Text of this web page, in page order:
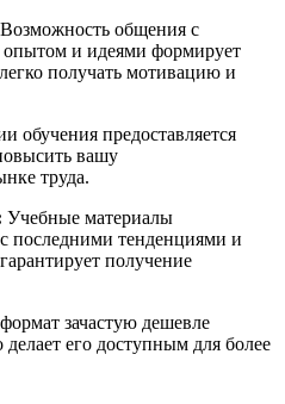
Возможность общения с
и идеями формирует
получать мотивацию и
обучения предоставляется
вашу
труда.
Учебные материалы
последними тенденциями и
получение
зачастую дешевле
его доступным для более